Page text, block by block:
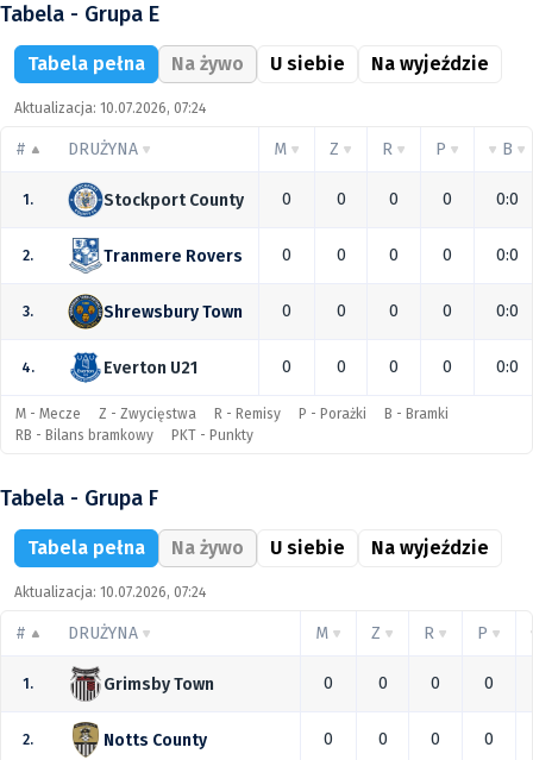
Tabela - Grupa E
Tabela pełna Na żywo U siebie Na wyjeździe
Aktualizacja: 10.07.2026, 07:24
# DRUŻYNA M Z R P B
1. Stockport County 0 0 0 0 0:0
2. Tranmere Rovers 0 0 0 0 0:0
3. Shrewsbury Town 0 0 0 0 0:0
4. Everton U21 0 0 0 0 0:0
M - Mecze Z - Zwycięstwa R - Remisy P - Porażki
B - Bramki
RB - Bilans bramkowy
PKT - Punkty
Tabela - Grupa F
Tabela pełna Na żywo U siebie Na wyjeździe
Aktualizacja: 10.07.2026, 07:24
# DRUŻYNA M Z R P
1. Grimsby Town 0 0 0 0
2. Notts County 0 0 0 0